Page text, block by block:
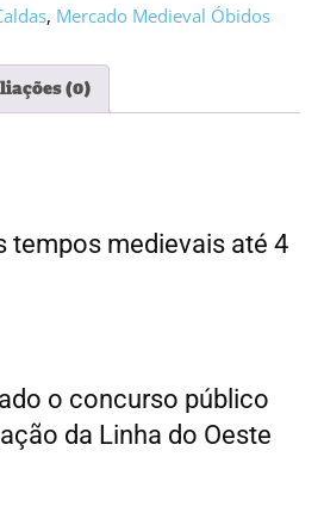
, Mercado Medieval Óbidos
(0)
tempos medievais até 4
o concurso público
da Linha do Oeste